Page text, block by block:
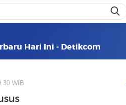
Hari Ini - Detikcom
WIB